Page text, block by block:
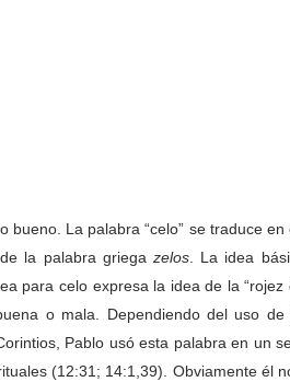
La palabra “celo” se traduce en
la palabra griega zelos . La idea
para celo expresa la idea de la
o mala. Dependiendo del uso
Pablo usó esta palabra en un
(12:31; 14:1,39). Obviamente él